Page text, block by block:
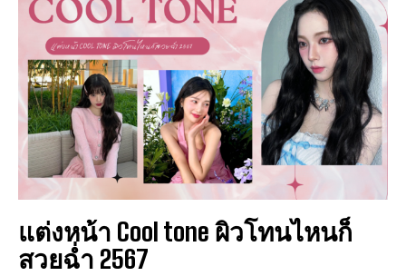
แต่งหน้า Cool tone ผิวโทนไหนก็
สวยฉ่ำ 2567